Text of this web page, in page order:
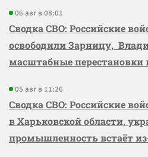
06 авг в 08:01
Сводка СВО: Российские
освободили Зарницу,
масштабные
05 авг в 11:26
Сводка СВО: Российские
в Харьковской области,
промышленность встаёт